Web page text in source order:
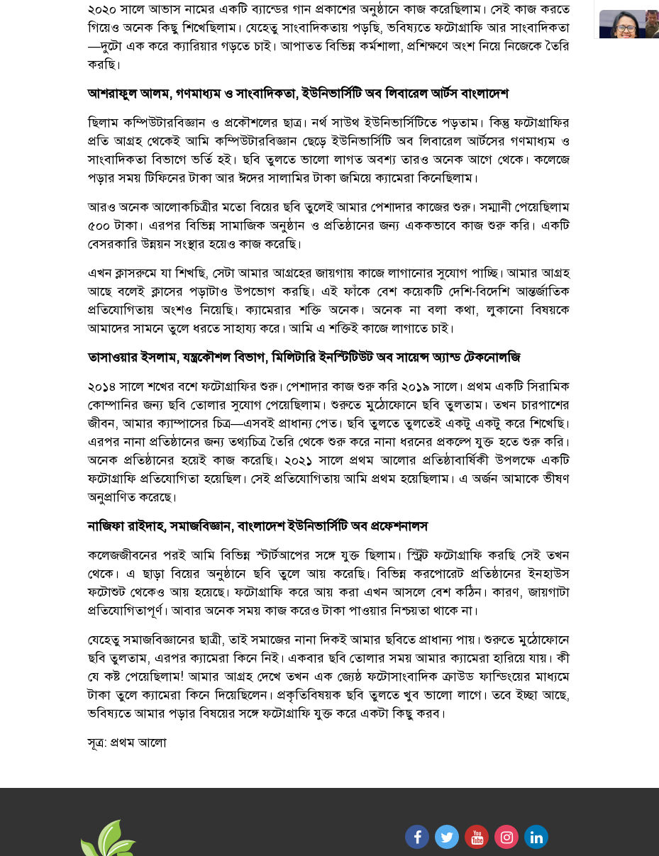
২০২০ সালে আভাস নামের একটি ব্যান্ডের গান প্রকাশের অনুষ্ঠানে কাজ করেছিলাম। সেই কাজ করতে
গিয়েও অনেক কিছু শিখেছিলাম। যেহেতু সাংবাদিকতায় পড়ছি, ভবিষ্যতে ফটোগ্রাফি আর সাংবাদিকতা
—দুটো এক করে ক্যারিয়ার গড়তে চাই। আপাতত বিভিন্ন কর্মশালা, প্রশিক্ষণে অংশ নিয়ে নিজেকে তৈরি
করছি।
আশরাফুল আলম, গণমাধ্যম ও সাংবাদিকতা, ইউনিভার্সিটি অব লিবারেল আর্টস বাংলাদেশ
ছিলাম কম্পিউটারবিজ্ঞান ও প্রকৌশলের ছাত্র। নর্থ সাউথ ইউনিভার্সিটিতে পড়তাম। কিন্তু ফটোগ্রাফির
প্রতি আগ্রহ থেকেই আমি কম্পিউটারবিজ্ঞান ছেড়ে ইউনিভার্সিটি অব লিবারেল আর্টসের গণমাধ্যম ও
সাংবাদিকতা বিভাগে ভর্তি হই। ছবি তুলতে ভালো লাগত অবশ্য তারও অনেক আগে থেকে। কলেজে
পড়ার সময় টিফিনের টাকা আর ঈদের সালামির টাকা জমিয়ে ক্যামেরা কিনেছিলাম।
আরও অনেক আলোকচিত্রীর মতো বিয়ের ছবি তুলেই আমার পেশাদার কাজের শুরু। সম্মানী পেয়েছিলাম
৫০০ টাকা। এরপর বিভিন্ন সামাজিক অনুষ্ঠান ও প্রতিষ্ঠানের জন্য এককভাবে কাজ শুরু করি। একটি
বেসরকারি উন্নয়ন সংস্থার হয়েও কাজ করেছি।
এখন ক্লাসরুমে যা শিখছি, সেটা আমার আগ্রহের জায়গায় কাজে লাগানোর সুযোগ পাচ্ছি। আমার আগ্রহ
আছে বলেই ক্লাসের পড়াটাও উপভোগ করছি। এই ফাঁকে বেশ কয়েকটি দেশি-বিদেশি আন্তর্জাতিক
প্রতিযোগিতায় অংশও নিয়েছি। ক্যামেরার শক্তি অনেক। অনেক না বলা কথা, লুকানো বিষয়কে
আমাদের সামনে তুলে ধরতে সাহায্য করে। আমি এ শক্তিই কাজে লাগাতে চাই।
তাসাওয়ার ইসলাম, যন্ত্রকৌশল বিভাগ, মিলিটারি ইনস্টিটিউট অব সায়েন্স অ্যান্ড টেকনোলজি
২০১৪ সালে শখের বশে ফটোগ্রাফির শুরু। পেশাদার কাজ শুরু করি ২০১৯ সালে। প্রথম একটি সিরামিক
কোম্পানির জন্য ছবি তোলার সুযোগ পেয়েছিলাম। শুরুতে মুঠোফোনে ছবি তুলতাম। তখন চারপাশের
জীবন, আমার ক্যাম্পাসের চিত্র—এসবই প্রাধান্য পেত। ছবি তুলতে তুলতেই একটু একটু করে শিখেছি।
এরপর নানা প্রতিষ্ঠানের জন্য তথ্যচিত্র তৈরি থেকে শুরু করে নানা ধরনের প্রকল্পে যুক্ত হতে শুরু করি।
অনেক প্রতিষ্ঠানের হয়েই কাজ করেছি। ২০২১ সালে প্রথম আলোর প্রতিষ্ঠাবার্ষিকী উপলক্ষে একটি
ফটোগ্রাফি প্রতিযোগিতা হয়েছিল। সেই প্রতিযোগিতায় আমি প্রথম হয়েছিলাম। এ অর্জন আমাকে ভীষণ
অনুপ্রাণিত করেছে।
নাজিফা রাইদাহ, সমাজবিজ্ঞান, বাংলাদেশ ইউনিভার্সিটি অব প্রফেশনালস
কলেজজীবনের পরই আমি বিভিন্ন স্টার্টআপের সঙ্গে যুক্ত ছিলাম। স্ট্রিট ফটোগ্রাফি করছি সেই তখন
থেকে। এ ছাড়া বিয়ের অনুষ্ঠানে ছবি তুলে আয় করেছি। বিভিন্ন করপোরেট প্রতিষ্ঠানের ইনহাউস
ফটোশুট থেকেও আয় হয়েছে। ফটোগ্রাফি করে আয় করা এখন আসলে বেশ কঠিন। কারণ, জায়গাটা
প্রতিযোগিতাপূর্ণ। আবার অনেক সময় কাজ করেও টাকা পাওয়ার নিশ্চয়তা থাকে না।
যেহেতু সমাজবিজ্ঞানের ছাত্রী, তাই সমাজের নানা দিকই আমার ছবিতে প্রাধান্য পায়। শুরুতে মুঠোফোনে
ছবি তুলতাম, এরপর ক্যামেরা কিনে নিই। একবার ছবি তোলার সময় আমার ক্যামেরা হারিয়ে যায়। কী
যে কষ্ট পেয়েছিলাম! আমার আগ্রহ দেখে তখন এক জ্যেষ্ঠ ফটোসাংবাদিক ক্রাউড ফান্ডিংয়ের মাধ্যমে
টাকা তুলে ক্যামেরা কিনে দিয়েছিলেন। প্রকৃতিবিষয়ক ছবি তুলতে খুব ভালো লাগে। তবে ইচ্ছা আছে,
ভবিষ্যতে আমার পড়ার বিষয়ের সঙ্গে ফটোগ্রাফি যুক্ত করে একটা কিছু করব।
সূত্র: প্রথম আলো